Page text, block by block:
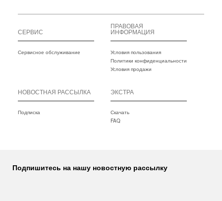
СЕРВИС
Сервисное обслуживание
ПРАВОВАЯ
ИНФОРМАЦИЯ
Условия пользования
Политики конфиденциальности
Условия продажи
НОВОСТНАЯ РАССЫЛКА
Подписка
ЭКСТРА
Скачать
FAQ
Подпишитесь на нашу новостную рассылку